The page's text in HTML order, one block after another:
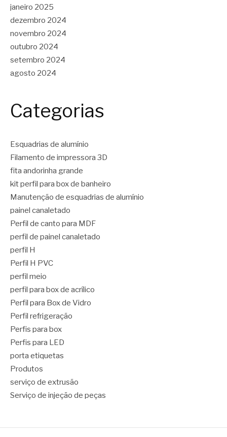
janeiro 2025
dezembro 2024
novembro 2024
outubro 2024
setembro 2024
agosto 2024
Categorias
Esquadrias de alumínio
Filamento de impressora 3D
fita andorinha grande
kit perfil para box de banheiro
Manutenção de esquadrias de alumínio
painel canaletado
Perfil de canto para MDF
perfil de painel canaletado
perfil H
Perfil H PVC
perfil meio
perfil para box de acrílico
Perfil para Box de Vidro
Perfil refrigeração
Perfis para box
Perfis para LED
porta etiquetas
Produtos
serviço de extrusão
Serviço de injeção de peças